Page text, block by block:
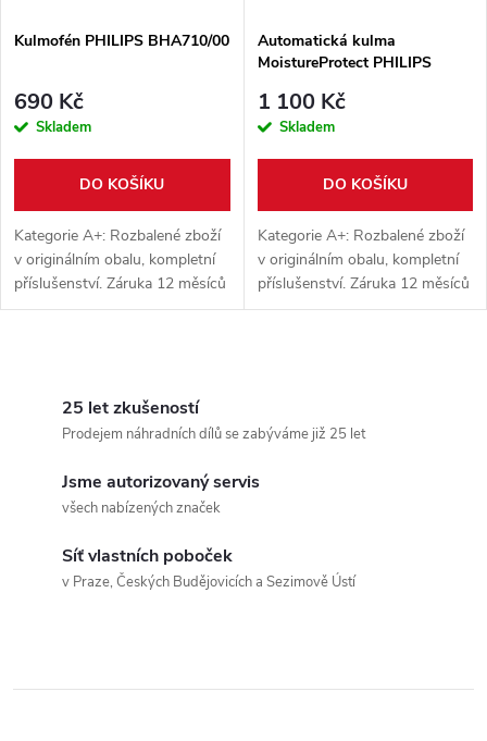
p
r
o
d
u
s
p
r
d
u
Kulmofén PHILIPS BHA710/00
690 Kč
Skladem
DO KOŠÍKU
Kategorie A+: Rozbalené zboží
v originálním obalu, kompletní
příslušenství. Záruka 12 měsíců
uplatnitelná u prodejce nebo v
Automatická kulma
MoistureProtect PHILIPS
1 100 Kč
Skladem
DO KOŠÍKU
Kategorie A+: Rozbalené zboží
v originálním obalu, kompletní
příslušenství. Záruka 12 měsíců
uplatnitelná u prodejce nebo v
í
25 let zkušeností
Prodejem náhradních dílů se zabýváme již 25 let
Jsme autorizovaný servis
všech nabízených značek
Síť vlastních poboček
v Praze, Českých Budějovicích a Sezimově Ústí